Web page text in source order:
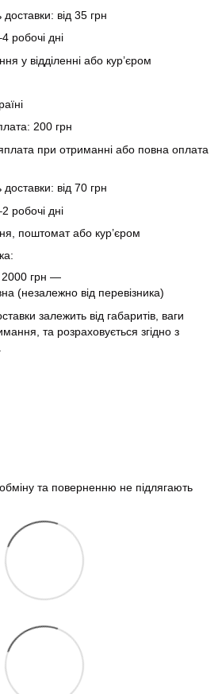
доставки: від 35 грн
робочі дні
у відділенні або кур’єром
200 грн
при отриманні або повна оплата
доставки: від 70 грн
робочі дні
поштомат або кур’єром
2000 грн —
(незалежно від перевізника)
залежить від габаритів, ваги
та розраховується згідно з
обміну та поверненню не підлягають